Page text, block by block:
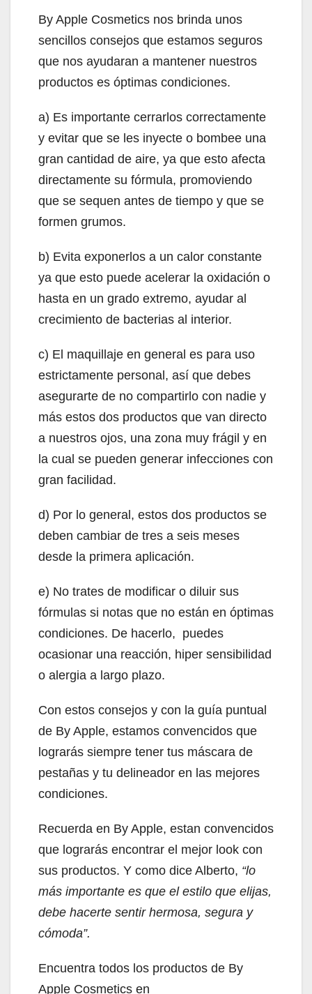
By Apple Cosmetics nos brinda unos
sencillos consejos que estamos seguros
que nos ayudaran a mantener nuestros
productos es óptimas condiciones.
a) Es importante cerrarlos correctamente
y evitar que se les inyecte o bombee una
gran cantidad de aire, ya que esto afecta
directamente su fórmula, promoviendo
que se sequen antes de tiempo y que se
formen grumos.
b) Evita exponerlos a un calor constante
ya que esto puede acelerar la oxidación o
hasta en un grado extremo, ayudar al
crecimiento de bacterias al interior.
c) El maquillaje en general es para uso
estrictamente personal, así que debes
asegurarte de no compartirlo con nadie y
más estos dos productos que van directo
a nuestros ojos, una zona muy frágil y en
la cual se pueden generar infecciones con
gran facilidad.
d) Por lo general, estos dos productos se
deben cambiar de tres a seis meses
desde la primera aplicación.
e) No trates de modificar o diluir sus
fórmulas si notas que no están en óptimas
condiciones. De hacerlo, puedes
ocasionar una reacción, hiper sensibilidad
o alergia a largo plazo.
Con estos consejos y con la guía puntual
de By Apple, estamos convencidos que
lograrás siempre tener tus máscara de
pestañas y tu delineador en las mejores
condiciones.
Recuerda en By Apple, estan convencidos
que lograrás encontrar el mejor look con
sus productos. Y como dice Alberto, “lo
más importante es que el estilo que elijas,
debe hacerte sentir hermosa, segura y
cómoda”.
Encuentra todos los productos de By
Apple Cosmetics en